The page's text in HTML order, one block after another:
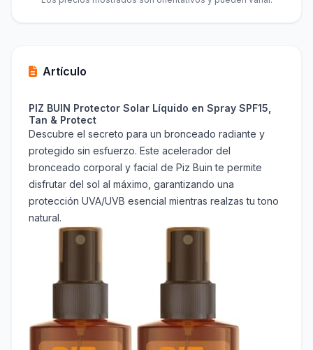
Artículo
PIZ BUIN Protector Solar Líquido en Spray SPF15,
Tan & Protect
Descubre el secreto para un bronceado radiante y
protegido sin esfuerzo. Este acelerador del
bronceado corporal y facial de Piz Buin te permite
disfrutar del sol al máximo, garantizando una
protección UVA/UVB esencial mientras realzas tu tono
natural.